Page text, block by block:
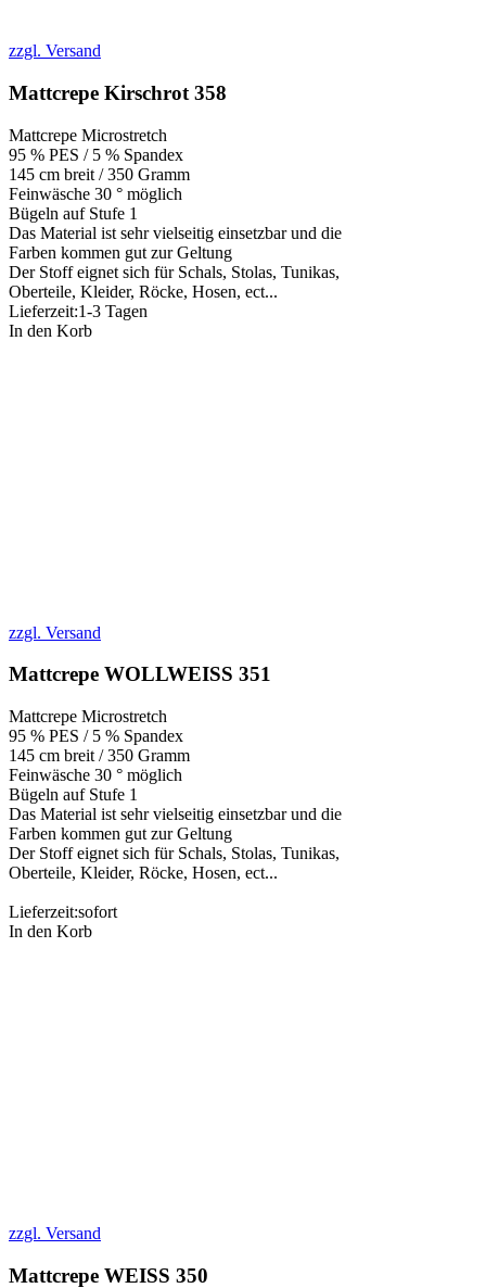
zzgl. Versand
Mattcrepe Kirschrot 358
Mattcrepe Microstretch
95 % PES / 5 % Spandex
145 cm breit / 350 Gramm
Feinwäsche 30 ° möglich
Bügeln auf Stufe 1
Das Material ist sehr vielseitig einsetzbar und die
Farben kommen gut zur Geltung
Der Stoff eignet sich für Schals, Stolas, Tunikas,
Oberteile, Kleider, Röcke, Hosen, ect...
Lieferzeit:1-3 Tagen
In den Korb
zzgl. Versand
Mattcrepe WOLLWEISS 351
Mattcrepe Microstretch
95 % PES / 5 % Spandex
145 cm breit / 350 Gramm
Feinwäsche 30 ° möglich
Bügeln auf Stufe 1
Das Material ist sehr vielseitig einsetzbar und die
Farben kommen gut zur Geltung
Der Stoff eignet sich für Schals, Stolas, Tunikas,
Oberteile, Kleider, Röcke, Hosen, ect...
Lieferzeit:sofort
In den Korb
zzgl. Versand
Mattcrepe WEISS 350